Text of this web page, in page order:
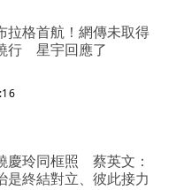
拉格首航！網傳未取得
行 星宇回應了
慶玲同框照 蔡英文：
是終結對立、彼此接力